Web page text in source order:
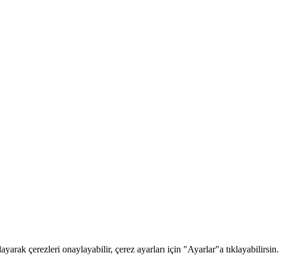
çerezleri onaylayabilir, çerez ayarları için "Ayarlar"a tıklayabilirsin.